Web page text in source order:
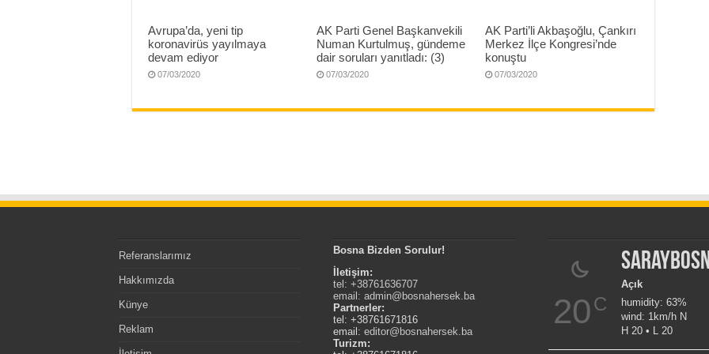
Avrupa’da, yeni tip
koronavirüs yayılmaya
devam ediyor
07/03/2020
AK Parti Genel Başkanvekili
Numan Kurtulmuş, gündeme
dair soruları yanıtladı: (3)
07/03/2020
AK Parti’li Akbaşoğlu, Çankırı
Merkez İlçe Kongresi’nde
konuştu
07/03/2020
Referanslarımız
Hakkımızda
Künye
Reklam
Bosna Bizden Sorulur!
İletişim:
tel: +38761636707
email:admin@bosnahersek.ba
Partnerler:
tel: +38761671816
email:editor@bosnahersek.ba
Turizm:
20C
Açık
humidity: 63%
wind: 1km/h N
H 20 • L 20